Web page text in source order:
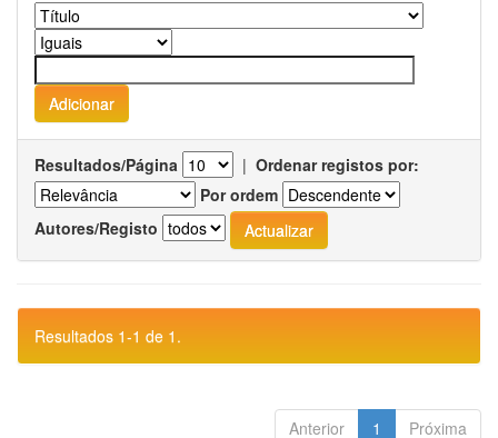
Resultados/Página | Ordenar registos por:
Por ordem
Autores/Registo
Resultados 1-1 de 1.
Anterior 1 Próxima